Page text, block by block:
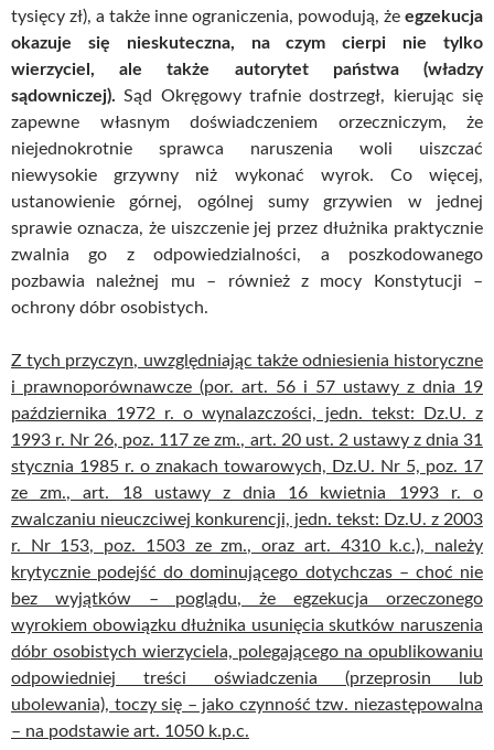
tysięcy zł), a także inne ograniczenia, powodują, że egzekucja
okazuje się nieskuteczna, na czym cierpi nie tylko
wierzyciel, ale także autorytet państwa (władzy
sądowniczej). Sąd Okręgowy trafnie dostrzegł, kierując się
zapewne własnym doświadczeniem orzeczniczym, że
niejednokrotnie sprawca naruszenia woli uiszczać
niewysokie grzywny niż wykonać wyrok. Co więcej,
ustanowienie górnej, ogólnej sumy grzywien w jednej
sprawie oznacza, że uiszczenie jej przez dłużnika praktycznie
zwalnia go z odpowiedzialności, a poszkodowanego
pozbawia należnej mu – również z mocy Konstytucji –
ochrony dóbr osobistych.
Z tych przyczyn, uwzględniając także odniesienia historyczne
i prawnoporównawcze (por. art. 56 i 57 ustawy z dnia 19
października 1972 r. o wynalazczości, jedn. tekst: Dz.U. z
1993 r. Nr 26, poz. 117 ze zm., art. 20 ust. 2 ustawy z dnia 31
stycznia 1985 r. o znakach towarowych, Dz.U. Nr 5, poz. 17
ze zm., art. 18 ustawy z dnia 16 kwietnia 1993 r. o
zwalczaniu nieuczciwej konkurencji, jedn. tekst: Dz.U. z 2003
r. Nr 153, poz. 1503 ze zm., oraz art. 4310 k.c.), należy
krytycznie podejść do dominującego dotychczas – choć nie
bez wyjątków – poglądu, że egzekucja orzeczonego
wyrokiem obowiązku dłużnika usunięcia skutków naruszenia
dóbr osobistych wierzyciela, polegającego na opublikowaniu
odpowiedniej treści oświadczenia (przeprosin lub
ubolewania), toczy się – jako czynność tzw. niezastępowalna
– na podstawie art. 1050 k.p.c.